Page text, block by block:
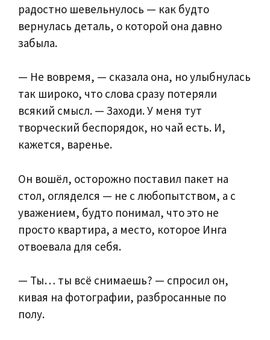
радостно шевельнулось — как будто
вернулась деталь, о которой она давно
забыла.
— Не вовремя, — сказала она, но улыбнулась
так широко, что слова сразу потеряли
всякий смысл. — Заходи. У меня тут
творческий беспорядок, но чай есть. И,
кажется, варенье.
Он вошёл, осторожно поставил пакет на
стол, огляделся — не с любопытством, а с
уважением, будто понимал, что это не
просто квартира, а место, которое Инга
отвоевала для себя.
— Ты… ты всё снимаешь? — спросил он,
кивая на фотографии, разбросанные по
полу.